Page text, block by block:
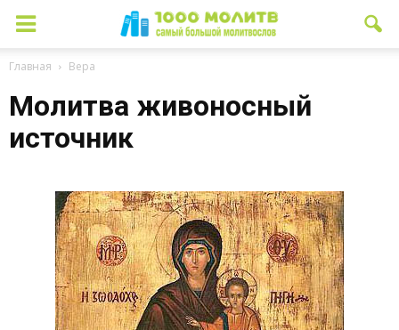
Главная Вера
Молитва живоносный
источник